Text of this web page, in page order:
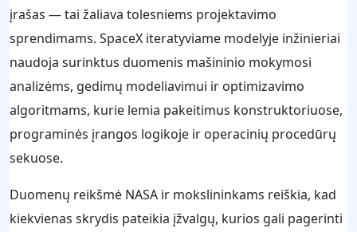
įrašas — tai žaliava tolesniems projektavimo
sprendimams. SpaceX iteratyviame modelyje inžinieriai
naudoja surinktus duomenis mašininio mokymosi
analizėms, gedimų modeliavimui ir optimizavimo
algoritmams, kurie lemia pakeitimus konstruktoriuose,
programinės įrangos logikoje ir operacinių procedūrų
sekuose.
Duomenų reikšmė NASA ir mokslininkams reiškia, kad
kiekvienas skrydis pateikia įžvalgų, kurios gali pagerinti